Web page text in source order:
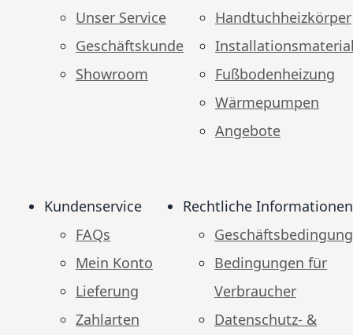
Unser Service
Geschäftskunde
Showroom
Handtuchheizkörper
Fußbodenheizung
Wärmepumpen
Angebote
Kundenservice
FAQs
Mein Konto
Lieferung
Zahlarten
Rechtliche Informationen
Bedingungen für
Verbraucher
Datenschutz- &